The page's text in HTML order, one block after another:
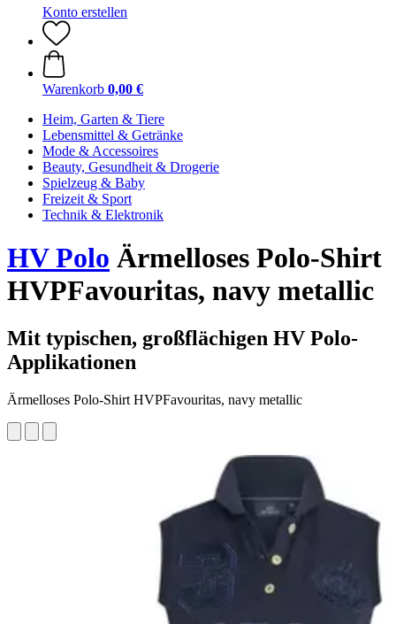
Konto erstellen
Warenkorb 0,00 €
Heim, Garten & Tiere
Lebensmittel & Getränke
Mode & Accessoires
Beauty, Gesundheit & Drogerie
Spielzeug & Baby
Freizeit & Sport
Technik & Elektronik
HV Polo Ärmelloses Polo-Shirt
HVPFavouritas, navy metallic
Mit typischen, großflächigen HV Polo-
Applikationen
Ärmelloses Polo-Shirt HVPFavouritas, navy metallic